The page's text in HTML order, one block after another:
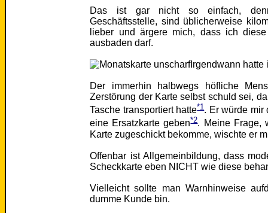
Das ist gar nicht so einfach,
Geschäftsstelle, sind üblicherweise
lieber und ärgere mich, dass ich
ausbaden darf.
Irgendwann hatte
Der immerhin halbwegs höfliche
Zerstörung der Karte selbst schuld sei,
Tasche transportiert hatte*1. Er würde mir
eine Ersatzkarte geben*2. Meine Frage,
Karte zugeschickt bekomme, wischte er
Offenbar ist Allgemeinbildung, dass
Scheckkarte eben NICHT wie diese
Vielleicht sollte man Warnhinweise
dumme Kunde bin.